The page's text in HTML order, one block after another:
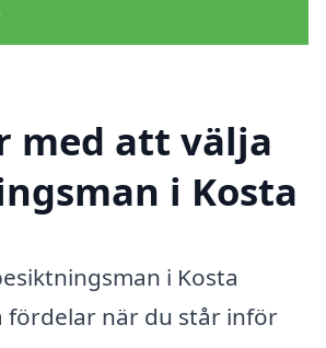
med att välja
i Kosta
i Kosta
fördelar när du står inför